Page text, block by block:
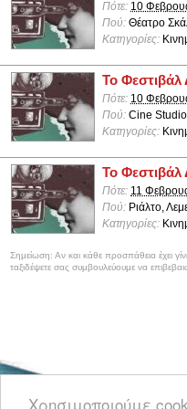
Χρησιμοποιούμε
Πότε: 10
Πού: Θέατρο
Κατηγορίες:
Το Φεστιβάλ
Πότε: 10
Πού: Cine
Κατηγορίες:
Το Φεστιβάλ
Πότε: 11
Πού: Ριάλτο,
Κατηγορίες:
Σημείωση: Αν και κάθε προσπάθεια έχει
ταξιδέψετε σας συμβουλεύουμε να